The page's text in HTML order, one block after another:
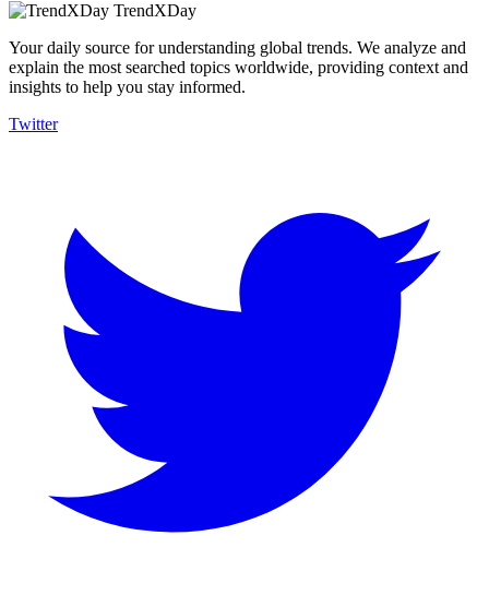
TrendXDay
Your daily source for understanding global trends. We analyze and
explain the most searched topics worldwide, providing context and
insights to help you stay informed.
Twitter